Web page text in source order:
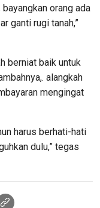
orang ada
ganti rugi tanah,”
berniat baik untuk
alangkah
mengingat
harus berhati-hati
dulu,” tegas